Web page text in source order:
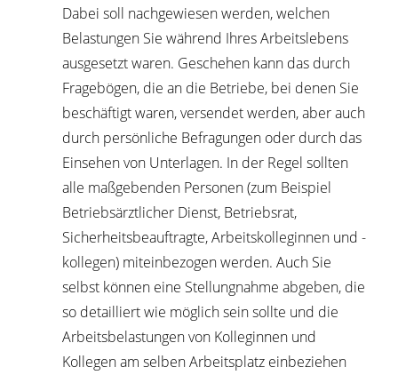
Dabei soll nachgewiesen werden, welchen
Belastungen Sie während Ihres Arbeitslebens
ausgesetzt waren. Geschehen kann das durch
Fragebögen, die an die Betriebe, bei denen Sie
beschäftigt waren, versendet werden, aber auch
durch persönliche Befragungen oder durch das
Einsehen von Unterlagen. In der Regel sollten
alle maßgebenden Personen (zum Beispiel
Betriebsärztlicher Dienst, Betriebsrat,
Sicherheitsbeauftragte, Arbeitskolleginnen und -
kollegen) miteinbezogen werden. Auch Sie
selbst können eine Stellungnahme abgeben, die
so detailliert wie möglich sein sollte und die
Arbeitsbelastungen von Kolleginnen und
Kollegen am selben Arbeitsplatz einbeziehen